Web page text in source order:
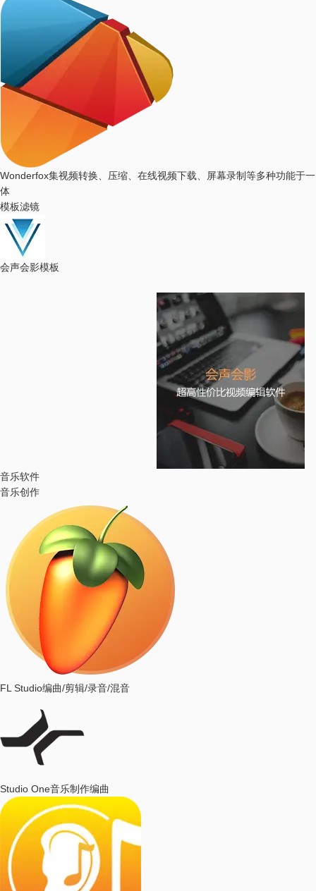
Wonderfox集视频转换、压缩、在线视频下载、屏幕录制等多种功能于一
体
模板滤镜
会声会影模板
音乐软件
音乐创作
FL Studio编曲/剪辑/录音/混音
Studio One音乐制作编曲